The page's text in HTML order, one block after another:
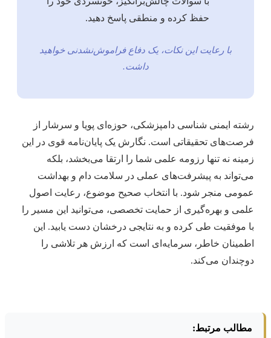
حفظ کرده و منطقی پاسخ دهید.
با رعایت این نکات، یک دفاع فراموش‌نشدنی خواهید
داشت.
رشته ایمنی شناسی دامپزشکی، حوزه‌ای پویا و سرشار از
فرصت‌های تحقیقاتی است. نگارش یک پایان‌نامه قوی در این
زمینه نه تنها رزومه علمی شما را ارتقا می‌بخشد، بلکه
می‌تواند به پیشرفت‌های عملی در سلامت دام و بهداشت
عمومی منجر شود. با انتخاب صحیح موضوع، رعایت اصول
علمی و بهره‌گیری از حمایت تخصصی، می‌توانید این مسیر را
با موفقیت طی کرده و به نتایجی درخشان دست یابید. این
اطمینان خاطر، سرمایه‌ای است که ارزش هر تلاشی را
دوچندان می‌کند.
مطالب مرتبط: